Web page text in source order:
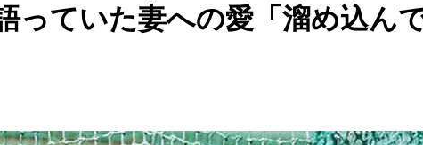
ていた妻への愛「溜め込ん